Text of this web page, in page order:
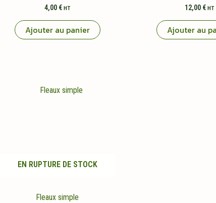
4,00 € HT
Ajouter au panier
12,00 € HT
Ajouter au
EN RUPTURE DE STOCK
Fleaux simple